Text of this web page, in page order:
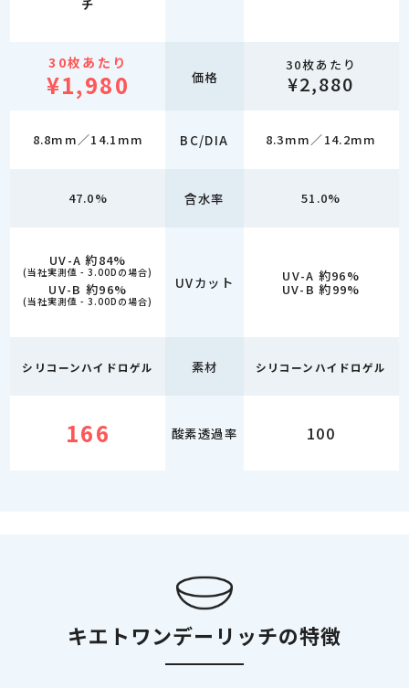
チ
30枚あたり
¥1,980
8.8mm／14.1mm
47.0%
UV-A 約84%
(当社実測値 - 3.00Dの場合)
UV-B 約96%
(当社実測値 - 3.00Dの場合)
シリコーンハイドロゲル
166
価格
BC/DIA
含水率
UVカット
素材
酸素透過率
30枚あたり
¥2,880
8.3mm／14.2mm
51.0%
UV-A 約96%
UV-B 約99%
シリコーンハイドロゲル
100
キエトワンデーリッチの特徴